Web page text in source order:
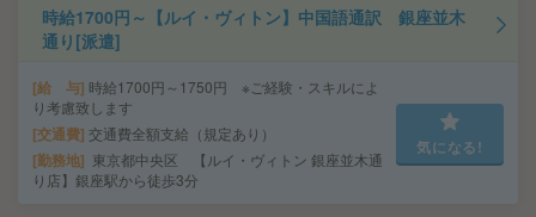
時給1700円～【ルイ・ヴィトン】中国語通訳 銀座並木
通り[派遣]
給 与 時給1700円～1750円 ※ご経験・スキルによ
り考慮致します
交通費 交通費全額支給（規定あり）
勤務地
東京都中央区 【ルイ・ヴィトン 銀座並木通
り店】銀座駅から徒歩3分
気になる!